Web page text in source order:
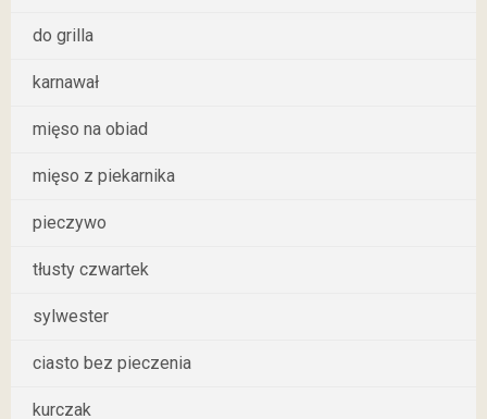
do grilla
karnawał
mięso na obiad
mięso z piekarnika
pieczywo
tłusty czwartek
sylwester
ciasto bez pieczenia
kurczak